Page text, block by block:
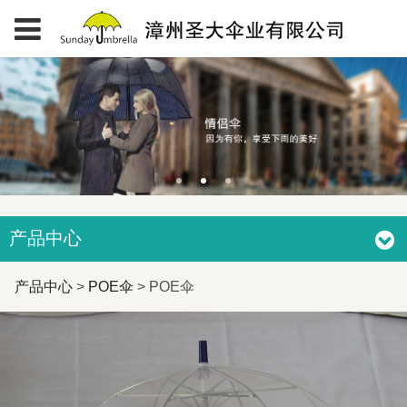
产品中心
POE伞
产品中心> POE伞 > POE伞